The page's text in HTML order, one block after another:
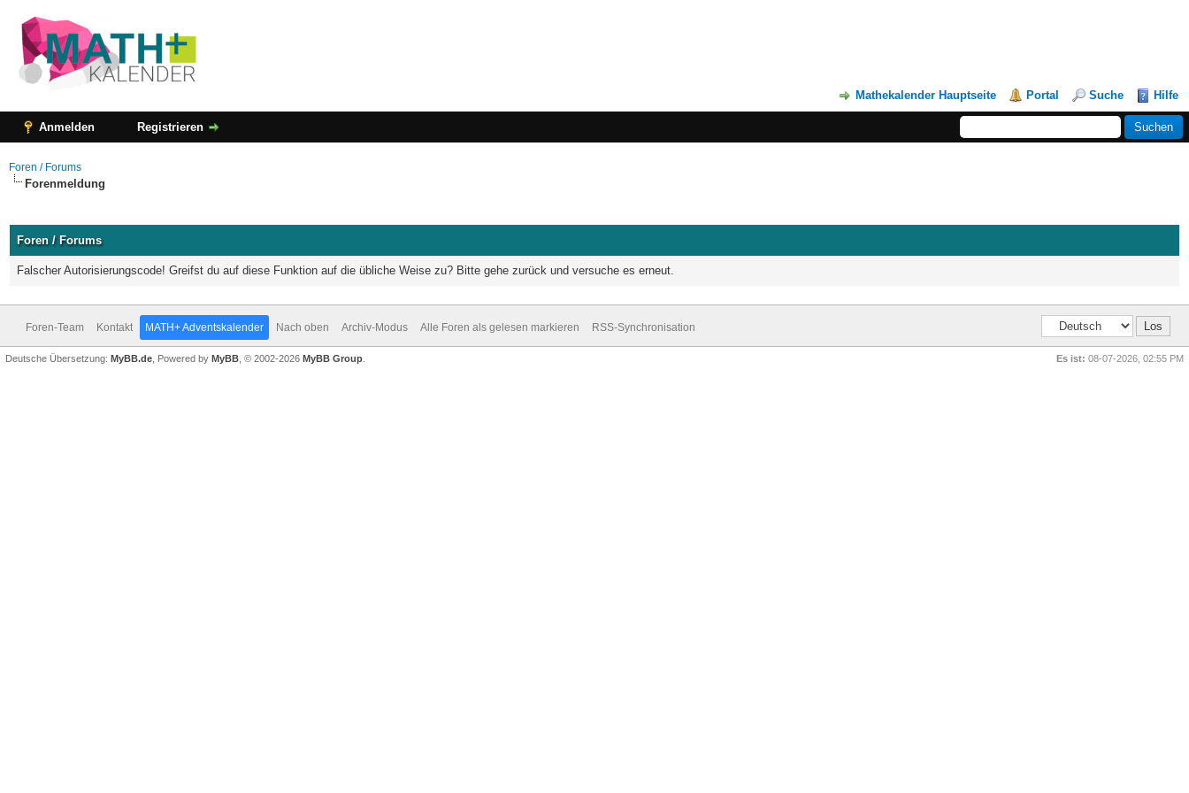
Mathekalender Hauptseite Portal Suche Hilfe
Anmelden Registrieren
Foren / Forums
Forenmeldung
Foren / Forums
Falscher Autorisierungscode! Greifst du auf diese Funktion auf die übliche Weise zu? Bitte gehe zurück und versuche es erneut.
Foren-Team Kontakt MATH+ Adventskalender Nach oben Archiv-Modus Alle Foren als gelesen markieren RSS-Synchronisation
Es ist: 08-07-2026, 02:55 PM
Deutsche Übersetzung: MyBB.de , Powered by MyBB , © 2002-2026 MyBB Group